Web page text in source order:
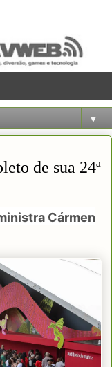
▼
de sua 24ª
Cármen